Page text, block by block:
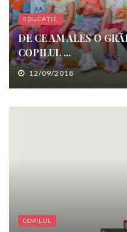
EDUCAȚIE
DE CE AM ALES O
COPILUL ...
12/09/2018
COPILUL